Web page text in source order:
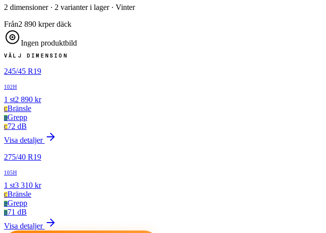
2 dimensioner· 2 varianter i lager· Vinter
Från2 890 krper däck
Ingen produktbild
VÄLJ DIMENSION
245/45 R19
102H
1 st2 890 kr
CBränsle
BGrepp
C72 dB
Visa detaljer
275/40 R19
105H
1 st3 310 kr
CBränsle
BGrepp
B71 dB
Visa detaljer